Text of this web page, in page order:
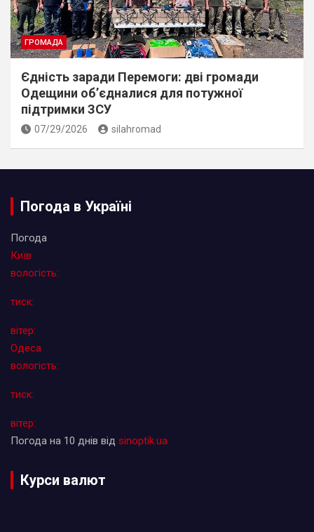
ГРОМАДА
Єдність заради Перемоги: дві громади
Одещини об’єдналися для потужної
підтримки ЗСУ
07/29/2026 silahromad
Погода в Україні
Погода
Київ
вологість:
тиск:
вітер:
Одеса
вологість:
тиск:
вітер:
Погода на 10 днів від sinoptik.ua
Курси валют